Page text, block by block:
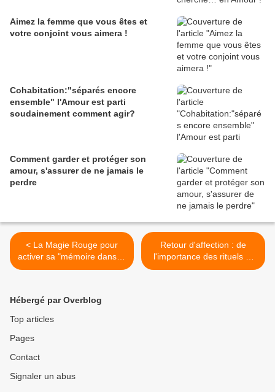
Aimez la femme que vous êtes et
votre conjoint vous aimera !
Cohabitation:"séparés encore
ensemble" l'Amour est parti
soudainement comment agir?
Comment garder et protéger son
amour, s'assurer de ne jamais le
perdre
< La Magie Rouge pour
activer sa "mémoire dans la
peau"
Retour d'affection : de
l'importance des rituels et
des travaux de magie >
Hébergé par Overblog
Top articles
Pages
Contact
Signaler un abus